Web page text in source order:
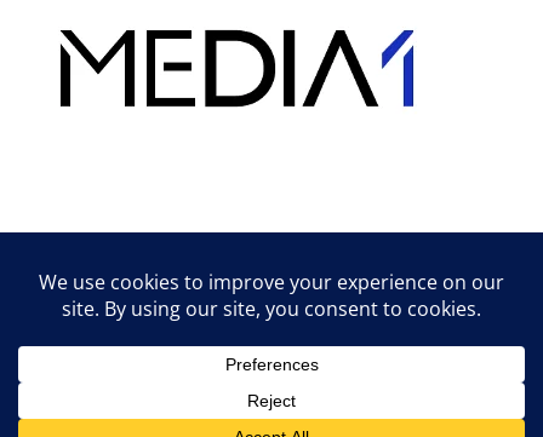
Lifestyle tippek & trükkök
© 2026 vipcast.hu powered by Media1• Készült